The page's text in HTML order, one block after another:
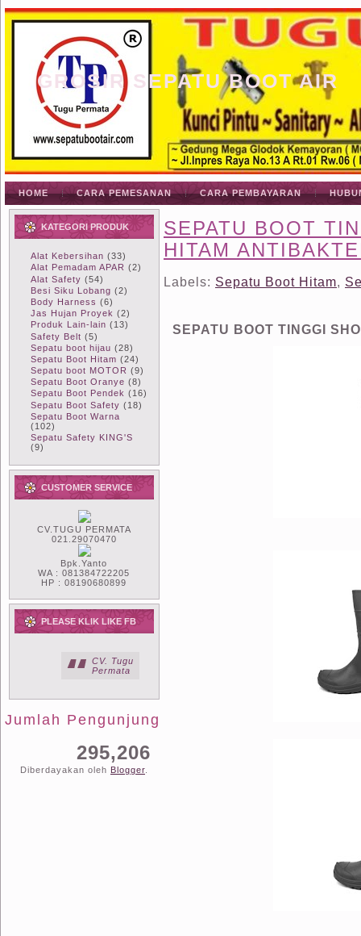
GROSIR SEPATU BOOT AIR
HOME CARA PEMESANAN CARA PEMBAYARAN
KATEGORI PRODUK
Alat Kebersihan (33)
Alat Pemadam APAR (2)
Alat Safety (54)
Besi Siku Lobang (2)
Body Harness (6)
Jas Hujan Proyek (2)
Produk Lain-lain (13)
Safety Belt (5)
Sepatu boot hijau (28)
Sepatu Boot Hitam (24)
Sepatu boot MOTOR (9)
Sepatu Boot Oranye (8)
Sepatu Boot Pendek (16)
Sepatu Boot Safety (18)
Sepatu Boot Warna
(102)
Sepatu Safety KING'S
(9)
CUSTOMER SERVICE
CV.TUGU PERMATA
021.29070470
Bpk.Yanto
WA : 081384722205
HP : 08190680899
PLEASE KLIK LIKE FB
CV. Tugu
Permata
Jumlah Pengunjung
295,206
Diberdayakan oleh Blogger
SEPATU BOOT
HITAM
Labels: Sepatu Boot Hitam,
SEPATU BOOT TINGGI